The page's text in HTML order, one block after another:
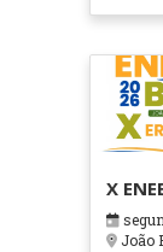
X
João